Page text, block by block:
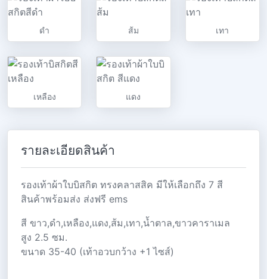
ดำ ส้ม เทา
เหลือง แดง
รายละเอียดสินค้า
รองเท้าผ้าใบบิสกิต ทรงคลาสสิค มีให้เลือกถึง 7 สี
สินค้าพร้อมส่ง ส่งฟรี ems
สี ขาว,ดำ,เหลือง,แดง,ส้ม,เทา,น้ำตาล,ขาวคาราเมล
สูง 2.5 ซม.
ขนาด 35-40 (เท้าอวบกว้าง +1 ไซส์)